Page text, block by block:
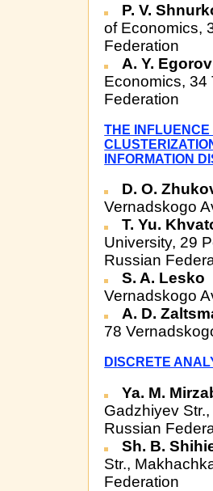
P. V.
of Economics,
Federation
A. Y.
Economics, 34
Federation
THE
INFORMATION
D. O.
Vernadskogo
T. Yu.
University, 29
Russian
S. A. Lesko
Vernadskogo
A. D.
78
DISCRETE
Ya. M.
Gadzhiyev
Russian
Sh. B.
Str.,
Federation